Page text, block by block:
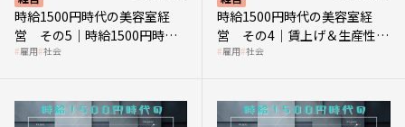
時給1500円時代の美容室経
営 その5｜時給1500円時代
の到来は美容業の収益構造を
雇用 社会
時給1500円時代の美容室経
営 その4｜賃上げ＆生産性向
上につなげる賢い助成金活用
雇用 社会